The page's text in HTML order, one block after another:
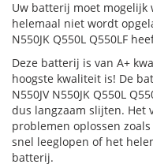
Uw batterij moet mogelijk
helemaal niet wordt
N550JK Q550L Q550LF
Deze batterij is van A+
hoogste kwaliteit is! De
N550JV N550JK Q550L
dus langzaam slijten. Het
problemen oplossen
snel leeglopen of het
batterij.